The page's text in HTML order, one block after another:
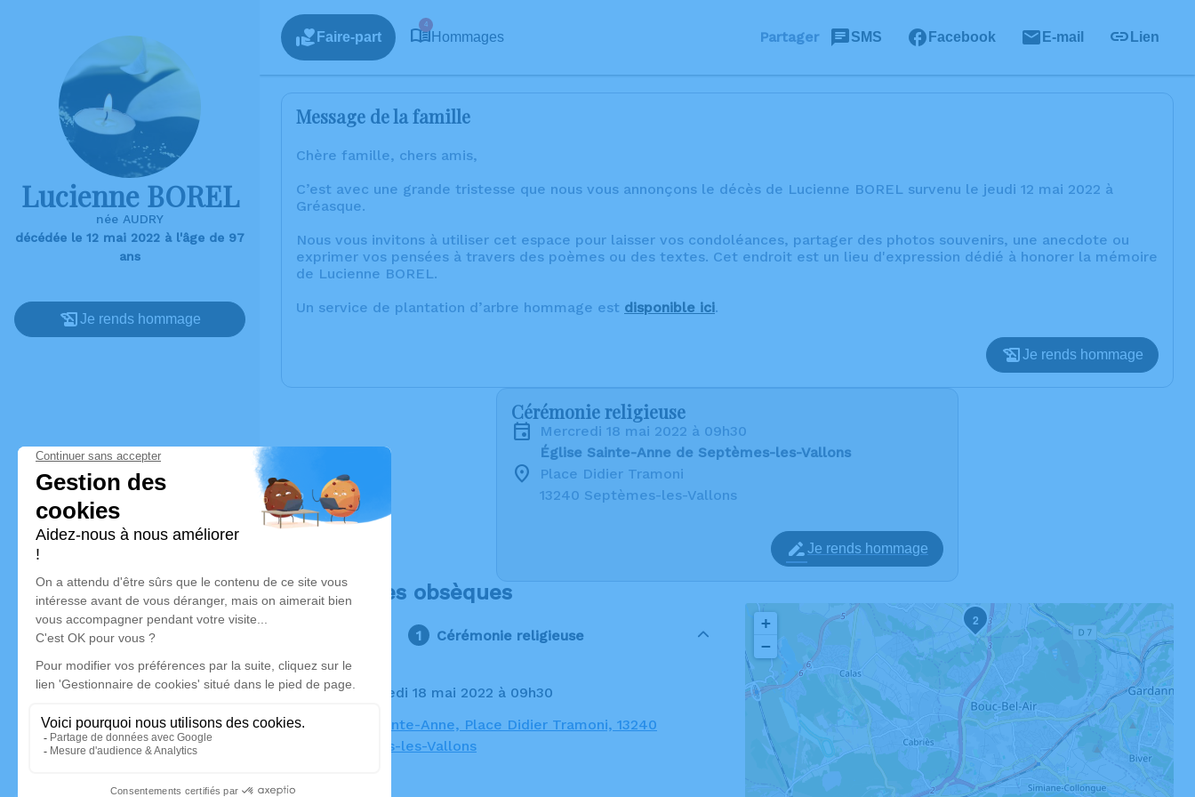
Lucienne BOREL
née AUDRY
décédée le 12 mai 2022 à l'âge de 97
ans
Je rends hommage
Faire-part
4
Hommages Partager SMS Facebook E-mail Lien
Message de la famille
Chère famille, chers amis,
C’est avec une grande tristesse que nous vous annonçons le décès de Lucienne BOREL survenu le jeudi 12 mai 2022 à
Gréasque.
Nous vous invitons à utiliser cet espace pour laisser vos condoléances, partager des photos souvenirs, une anecdote ou
exprimer vos pensées à travers des poèmes ou des textes. Cet endroit est un lieu d'expression dédié à honorer la mémoire
de Lucienne BOREL.
Un service de plantation d’arbre hommage est disponible ici.
Je rends hommage
Cérémonie religieuse
mercredi 18 mai 2022 à 09h30
Église Sainte-Anne de Septèmes-les-Vallons
Place Didier Tramoni
13240 Septèmes-les-Vallons
Je rends hommage
Déroulé des obsèques
Cérémonie religieuse
Le mercredi 18 mai 2022 à 09h30
Église Sainte-Anne, Place Didier Tramoni, 13240
Septèmes-les-Vallons
2
+
−